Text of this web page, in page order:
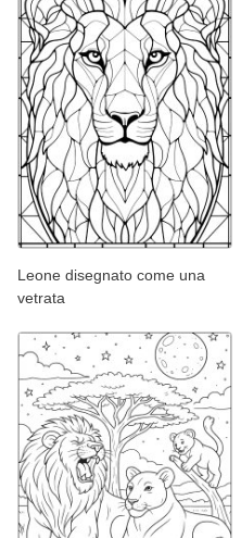
Leone disegnato come una
vetrata